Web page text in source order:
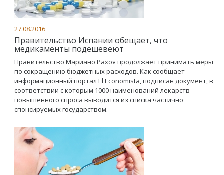
27.08.2016
Правительство Испании обещает, что
медикаменты подешевеют
Правительство Мариано Рахоя продолжает принимать меры
по сокращению бюджетных расходов. Как сообщает
информационный портал El Economista, подписан документ, в
соответствии с которым 1000 наименований лекарств
повышенного спроса выводится из списка частично
спонсируемых государством.